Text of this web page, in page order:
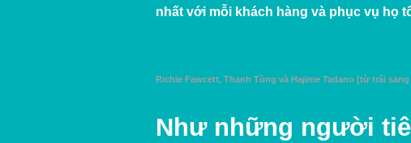
nhất với mỗi khách hàng và phục vụ họ
Richie Fawcett, Thanh Tùng và Hajime Tadano [từ trái
Như những người